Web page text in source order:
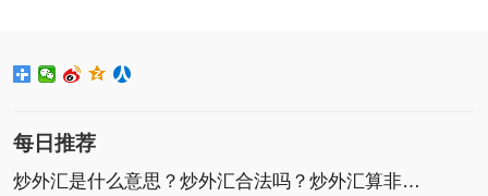
每日推荐
炒外汇是什么意思？炒外汇合法吗？炒外汇算非法集